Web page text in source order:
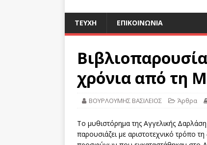
ΤΕΥΧΗ ΕΠΙΚΟΙΝΩΝΙΑ
χρόνια από τη
ΒΟΥΡΛΟΥΜΗΣ ΒΑΣΙΛΕΙΟΣ Άρθρα
Το μυθιστόρημα της Αγγελικής
παρουσιάζει με αριστοτεχνικό τρόπο